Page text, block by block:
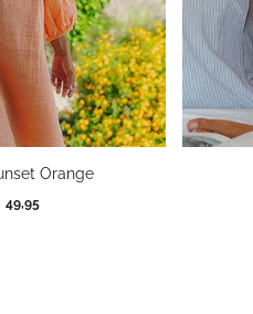
Orange
Oorspronkelijke
49,95Huidige